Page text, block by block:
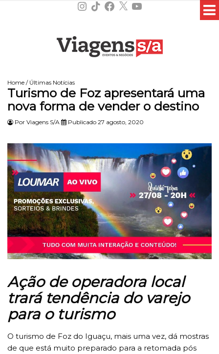
Instagram
TikTokFacebook
X YouTube
Home / Últimas Notícias
Turismo de Foz apresentará uma
nova forma de vender o destino
Por Viagens S/A Publicado 27 agosto, 2020
Ação de operadora local
trará tendência do varejo
para o turismo
O turismo de Foz do Iguaçu, mais uma vez, dá mostras
de que está muito preparado para a retomada pós